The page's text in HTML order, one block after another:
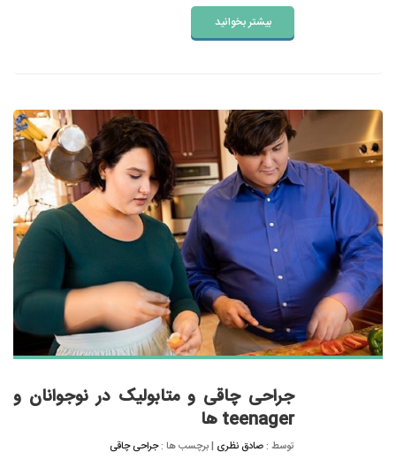
بیشتر بخوانید
جراحی چاقی و متابولیک در نوجوانان و
teenager ها
توسط : صادق نظری | برچسب ها :جراحی چاقی